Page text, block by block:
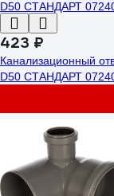
423 ₽
Канализационный
D50 СТАНДАРТ